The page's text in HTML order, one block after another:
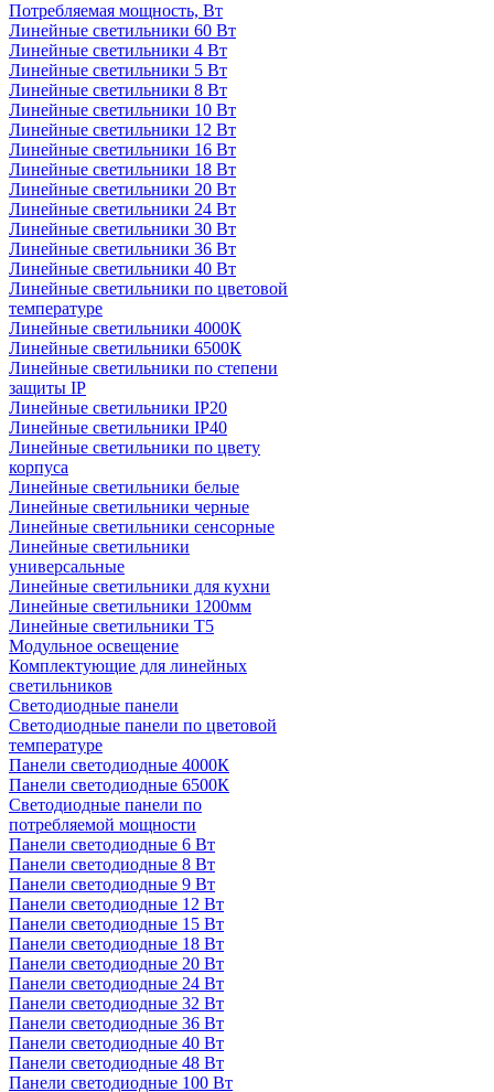
Потребляемая мощность, Вт
Линейные светильники 60 Вт
Линейные светильники 4 Вт
Линейные светильники 5 Вт
Линейные светильники 8 Вт
Линейные светильники 10 Вт
Линейные светильники 12 Вт
Линейные светильники 16 Вт
Линейные светильники 18 Вт
Линейные светильники 20 Вт
Линейные светильники 24 Вт
Линейные светильники 30 Вт
Линейные светильники 36 Вт
Линейные светильники 40 Вт
Линейные светильники по цветовой
температуре
Линейные светильники 4000К
Линейные светильники 6500К
Линейные светильники по степени
защиты IP
Линейные светильники IP20
Линейные светильники IP40
Линейные светильники по цвету
корпуса
Линейные светильники белые
Линейные светильники черные
Линейные светильники сенсорные
Линейные светильники
универсальные
Линейные светильники для кухни
Линейные светильники 1200мм
Линейные светильники Т5
Модульное освещение
Комплектующие для линейных
светильников
Светодиодные панели
Светодиодные панели по цветовой
температуре
Панели светодиодные 4000К
Панели светодиодные 6500К
Светодиодные панели по
потребляемой мощности
Панели светодиодные 6 Вт
Панели светодиодные 8 Вт
Панели светодиодные 9 Вт
Панели светодиодные 12 Вт
Панели светодиодные 15 Вт
Панели светодиодные 18 Вт
Панели светодиодные 20 Вт
Панели светодиодные 24 Вт
Панели светодиодные 32 Вт
Панели светодиодные 36 Вт
Панели светодиодные 40 Вт
Панели светодиодные 48 Вт
Панели светодиодные 100 Вт